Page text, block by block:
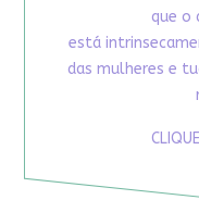
que o
está
das mulheres e